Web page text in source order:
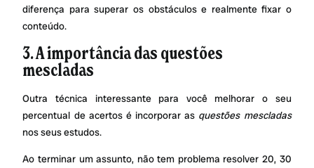
diferença para superar os obstáculos e realmente fixar o
conteúdo.
3. A importância das questões
mescladas
Outra técnica interessante para você melhorar o seu
percentual de acertos é incorporar as questões mescladas
nos seus estudos.
Ao terminar um assunto, não tem problema resolver 20, 30